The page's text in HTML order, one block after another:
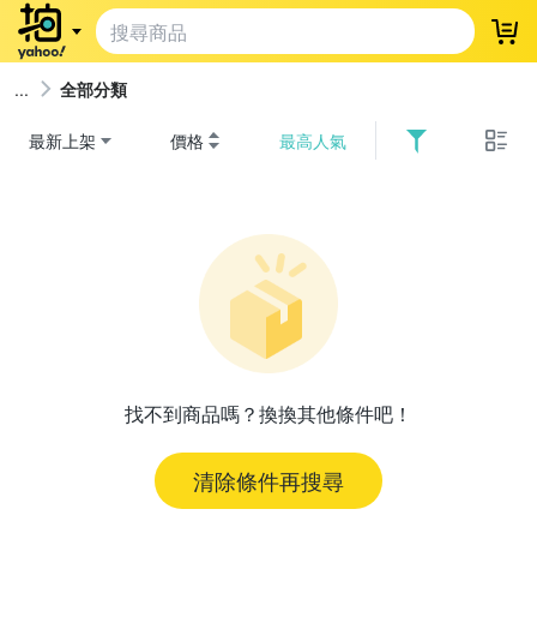
登
全部分類
最新上架 價格 最高人氣
找不到商品嗎？換換其他條件吧！
清除條件再搜尋